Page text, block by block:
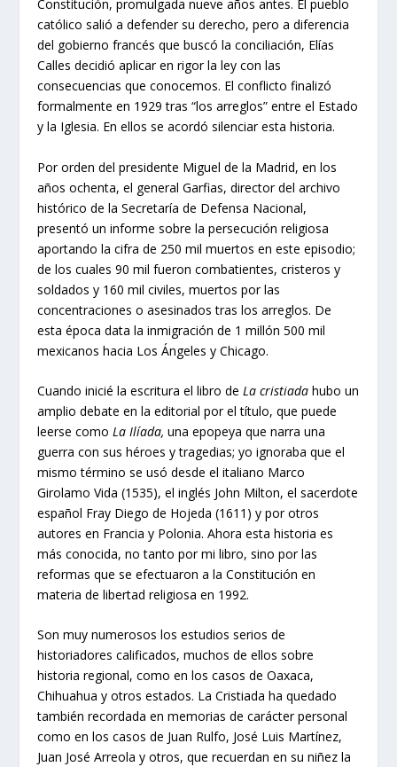
Constitución, promulgada nueve años antes. El pueblo
católico salió a defender su derecho, pero a diferencia
del gobierno francés que buscó la conciliación, Elías
Calles decidió aplicar en rigor la ley con las
consecuencias que conocemos. El conflicto finalizó
formalmente en 1929 tras “los arreglos” entre el Estado
y la Iglesia. En ellos se acordó silenciar esta historia.
Por orden del presidente Miguel de la Madrid, en los
años ochenta, el general Garfias, director del archivo
histórico de la Secretaría de Defensa Nacional,
presentó un informe sobre la persecución religiosa
aportando la cifra de 250 mil muertos en este episodio;
de los cuales 90 mil fueron combatientes, cristeros y
soldados y 160 mil civiles, muertos por las
concentraciones o asesinados tras los arreglos. De
esta época data la inmigración de 1 millón 500 mil
mexicanos hacia Los Ángeles y Chicago.
Cuando inicié la escritura el libro de La cristiada hubo un
amplio debate en la editorial por el título, que puede
leerse comoLa Ilíada, una epopeya que narra una
guerra con sus héroes y tragedias; yo ignoraba que el
mismo término se usó desde el italiano Marco
Girolamo Vida (1535), el inglés John Milton, el sacerdote
español Fray Diego de Hojeda (1611) y por otros
autores en Francia y Polonia. Ahora esta historia es
más conocida, no tanto por mi libro, sino por las
reformas que se efectuaron a la Constitución en
materia de libertad religiosa en 1992.
Son muy numerosos los estudios serios de
historiadores calificados, muchos de ellos sobre
historia regional, como en los casos de Oaxaca,
Chihuahua y otros estados. La Cristiada ha quedado
también recordada en memorias de carácter personal
como en los casos de Juan Rulfo, José Luis Martínez,
Juan José Arreola y otros, que recuerdan en su niñez la